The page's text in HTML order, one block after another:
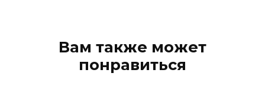
Вам также может
понравиться